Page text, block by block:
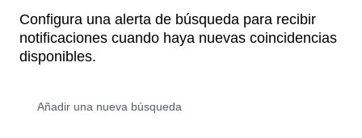
Configura una alerta de búsqueda para recibir
notificaciones cuando haya nuevas coincidencias
disponibles.